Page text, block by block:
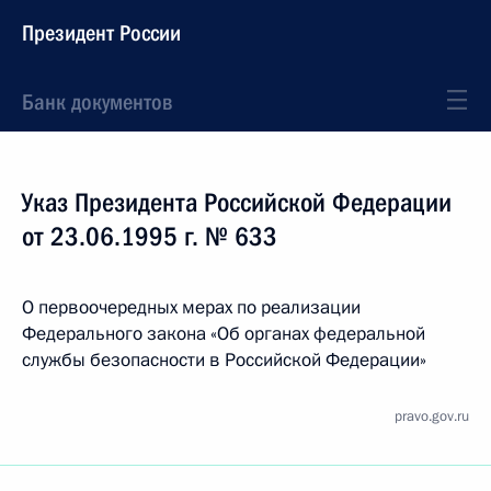
Президент России
Банк документов
Указ Президента Российской Федерации
от 23.06.1995 г. № 633
О первоочередных мерах по реализации
Федерального закона «Об органах федеральной
службы безопасности в Российской Федерации»
pravo.gov.ru